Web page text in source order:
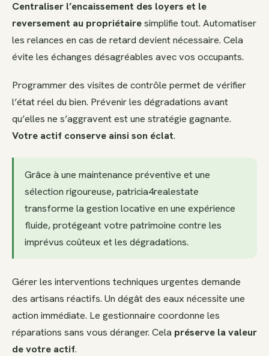
Centraliser l’encaissement des loyers et le
reversement au propriétairesimplifie tout. Automatiser
les relances en cas de retard devient nécessaire. Cela
évite les échanges désagréables avec vos occupants.
Programmer des visites de contrôle permet de vérifier
l’état réel du bien. Prévenir les dégradations avant
qu’elles ne s’aggravent est une stratégie gagnante.
Votre actif conserve ainsi son éclat.
Grâce à une maintenance préventive et une
sélection rigoureuse, patricia4realestate
transforme la gestion locative en une expérience
fluide, protégeant votre patrimoine contre les
imprévus coûteux et les dégradations.
Gérer les interventions techniques urgentes demande
des artisans réactifs. Un dégât des eaux nécessite une
action immédiate. Le gestionnaire coordonne les
réparations sans vous déranger. Cela préserve la valeur
de votre actif.